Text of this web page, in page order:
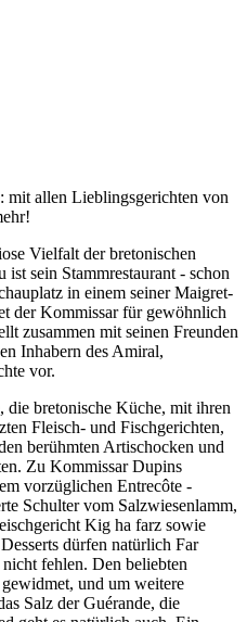
allen Lieblingsgerichten von
Vielfalt der bretonischen
sein Stammrestaurant - schon
in einem seiner Maigret-
der Kommissar für gewöhnlich
zusammen mit seinen Freunden
Inhabern des Amiral,
vor.
die bretonische Küche, mit ihren
Fleisch- und Fischgerichten,
berühmten Artischocken und
Zu Kommissar Dupins
vorzüglichen Entrecôte -
Schulter vom Salzwiesenlamm,
Kig ha farz sowie
dürfen natürlich Far
fehlen. Den beliebten
und um weitere
Salz der Guérande, die